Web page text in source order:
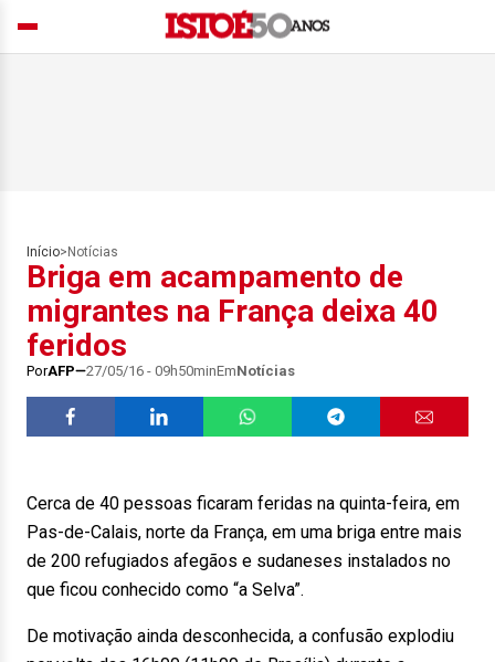
Início> Notícias
Briga em acampamento de
migrantes na França deixa 40
feridos
PorAFP 27/05/16 - 09h50minEmNotícias
Cerca de 40 pessoas ficaram feridas na quinta-feira, em
Pas-de-Calais, norte da França, em uma briga entre mais
de 200 refugiados afegãos e sudaneses instalados no
que ficou conhecido como “a Selva”.
De motivação ainda desconhecida, a confusão explodiu